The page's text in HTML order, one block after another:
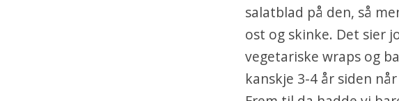
salatblad på den, så
ost og skinke. Det sier
vegetariske wraps og
kanskje 3-4 år siden